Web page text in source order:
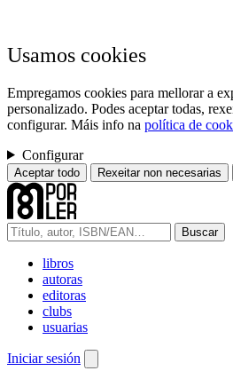
Usamos cookies
Empregamos cookies para mellorar a
personalizado. Podes aceptar todas,
configurar. Máis info na política de
Configurar
Aceptar todo Rexeitar non necesarias
Buscar
libros
autoras
editoras
clubs
usuarias
Iniciar sesión